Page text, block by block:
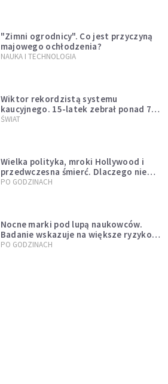
"Zimni ogrodnicy". Co jest przyczyną
majowego ochłodzenia?
NAUKA I TECHNOLOGIA
Wiktor rekordzistą systemu
kaucyjnego. 15-latek zebrał ponad 7
tys. butelek i puszek
ŚWIAT
Wielka polityka, mroki Hollywood i
przedwczesna śmierć. Dlaczego nie
możemy przestać mówić o Marilyn
PO GODZINACH
Nocne marki pod lupą naukowców.
Badanie wskazuje na większe ryzyko
zawału
PO GODZINACH